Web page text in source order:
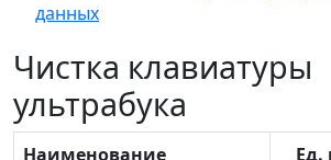
данных
Чистка клавиатуры
ультрабука
Наименование Ед.